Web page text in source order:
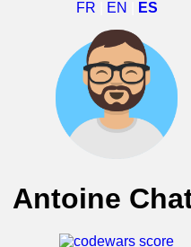
FR EN ES
Antoine